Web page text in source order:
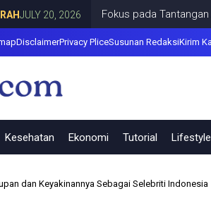
20, 2026 Fokus pada Tantangan Akun
DisclaimerPrivacy PliceSusunan RedaksiKirim
Kesehatan Ekonomi Tutorial Lifestyle
dan Keyakinannya Sebagai Selebriti Indonesia